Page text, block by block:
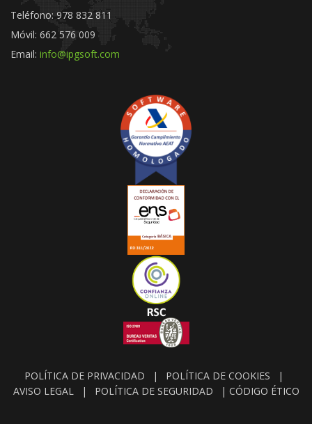
Teléfono: 978 832 811
Móvil: 662 576 009
Email: info@ipgsoft.com
POLÍTICA DE PRIVACIDAD | POLÍTICA DE COOKIES
|
AVISO LEGAL
| POLÍTICA DE SEGURIDAD | CÓDIGO ÉTICO